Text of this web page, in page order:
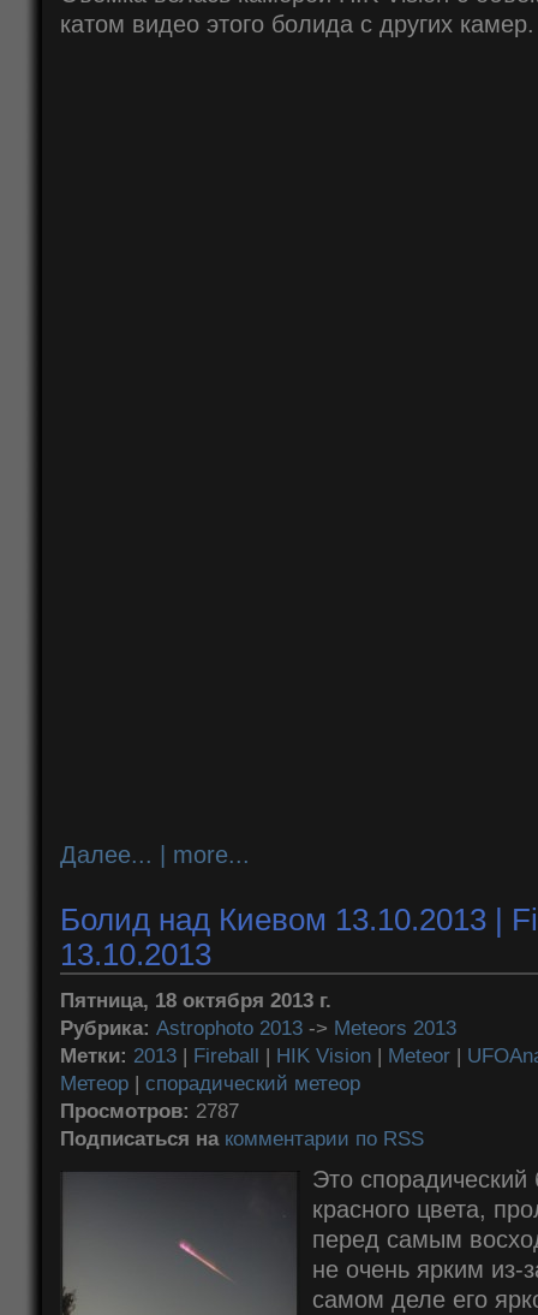
катом видео этого болида с других камер.
Далее... | more...
Болид над Киевом 13.10.2013 |
13.10.2013
Пятница, 18 октября 2013 г.
Рубрика: Astrophoto 2013 -> Meteors 2013
Метки: 2013 | Fireball | HIK Vision | Meteor |
Метеор | спорадический метеор
Просмотров: 2787
Подписаться на комментарии по RSS
Это
красного цвета,
перед самым
не очень ярким из-
самом деле его